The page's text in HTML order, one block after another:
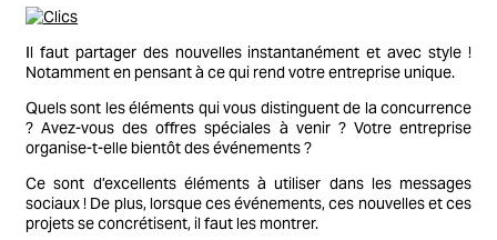
Il faut partager des nouvelles instantanément et avec style !
Notamment en pensant à ce qui rend votre entreprise unique.
Quels sont les éléments qui vous distinguent de la concurrence
? Avez-vous des offres spéciales à venir ? Votre entreprise
organise-t-elle bientôt des événements ?
Ce sont d’excellents éléments à utiliser dans les messages
sociaux ! De plus, lorsque ces événements, ces nouvelles et ces
projets se concrétisent, il faut les montrer.